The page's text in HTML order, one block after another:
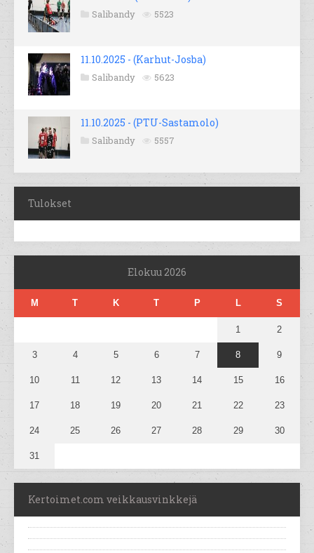
Salibandy 5523
11.10.2025 - (Karhut-Josba)
Salibandy 5623
11.10.2025 - (PTU-Sastamolo)
Salibandy 5557
Tulokset
Elokuu 2026
M T K T P L S
1 2
3 4 5 6 7 8 9
10 11 12 13 14 15 16
17 18 19 20 21 22 23
24 25 26 27 28 29 30
31
Kertoimet.com veikkausvinkkejä